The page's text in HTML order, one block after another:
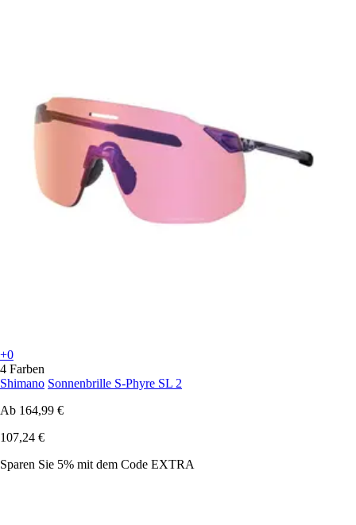
+0
4 Farben
Shimano Sonnenbrille S-Phyre SL 2
Ab 164,99 €
107,24 €
Sparen Sie 5% mit dem Code EXTRA